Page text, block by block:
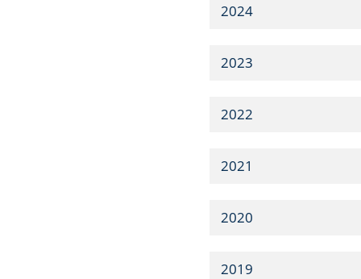
2024
2023
2022
2021
2020
2019